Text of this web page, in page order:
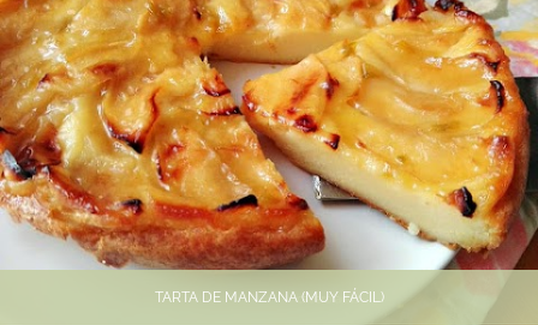
TARTA DE MANZANA (MUY FÁCIL)